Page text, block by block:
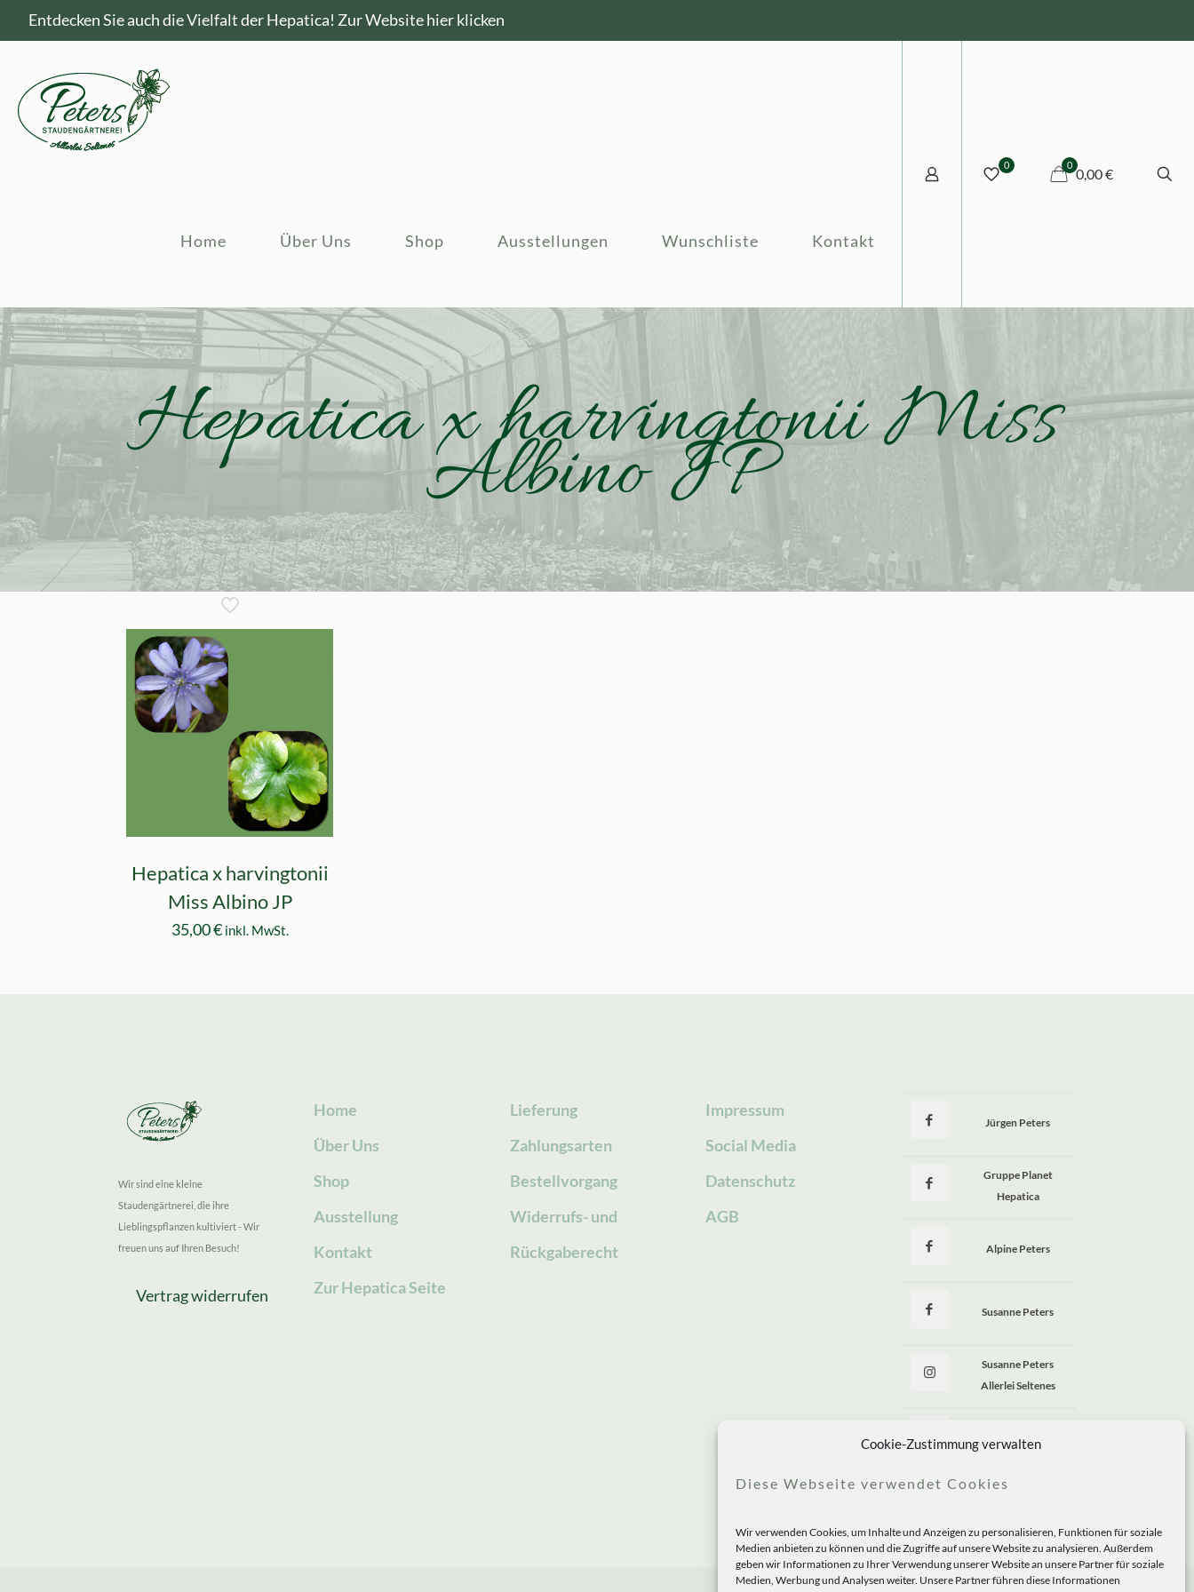
Cookie-Zustimmung verwalten
Diese Webseite verwendet Cookies
Wir verwenden Cookies, um Inhalte und Anzeigen zu personalisieren, Funktionen für soziale
Medien anbieten zu können und die Zugriffe auf unsere Website zu analysieren. Außerdem
geben wir Informationen zu Ihrer Verwendung unserer Website an unsere Partner für soziale
Medien, Werbung und Analysen weiter. Unsere Partner führen diese Informationen
Entdecken Sie auch die Vielfalt der Hepatica! Zur Website hier klicken
Home Über Uns Shop Ausstellungen Wunschliste Kontakt
0 0
0,00 €
Hepatica x harvingtonii Miss
Albino JP
Hepatica x harvingtonii
Miss Albino JP
35,00€ inkl. MwSt.
Wir sind eine kleine
Staudengärtnerei, die ihre
Lieblingspflanzen kultiviert - Wir
freuen uns auf Ihren Besuch!
Vertrag widerrufen
Home
Über Uns
Shop
Ausstellung
Kontakt
Zur Hepatica Seite
Lieferung
Zahlungsarten
Bestellvorgang
Widerrufs- und
Rückgaberecht
Impressum
Social Media
Datenschutz
AGB
Jürgen Peters
Gruppe Planet
Hepatica
Alpine Peters
Susanne Peters
Susanne Peters
Allerlei Seltenes
Allerlei Seltenes